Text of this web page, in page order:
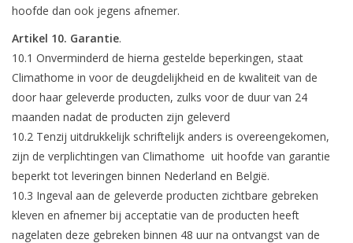
hoofde dan ook jegens afnemer.
Artikel 10. Garantie.
10.1 Onverminderd de hierna gestelde beperkingen, staat
Climathome in voor de deugdelijkheid en de kwaliteit van de
door haar geleverde producten, zulks voor de duur van 24
maanden nadat de producten zijn geleverd
10.2 Tenzij uitdrukkelijk schriftelijk anders is overeengekomen,
zijn de verplichtingen van Climathome uit hoofde van garantie
beperkt tot leveringen binnen Nederland en België.
10.3 Ingeval aan de geleverde producten zichtbare gebreken
kleven en afnemer bij acceptatie van de producten heeft
nagelaten deze gebreken binnen 48 uur na ontvangst van de